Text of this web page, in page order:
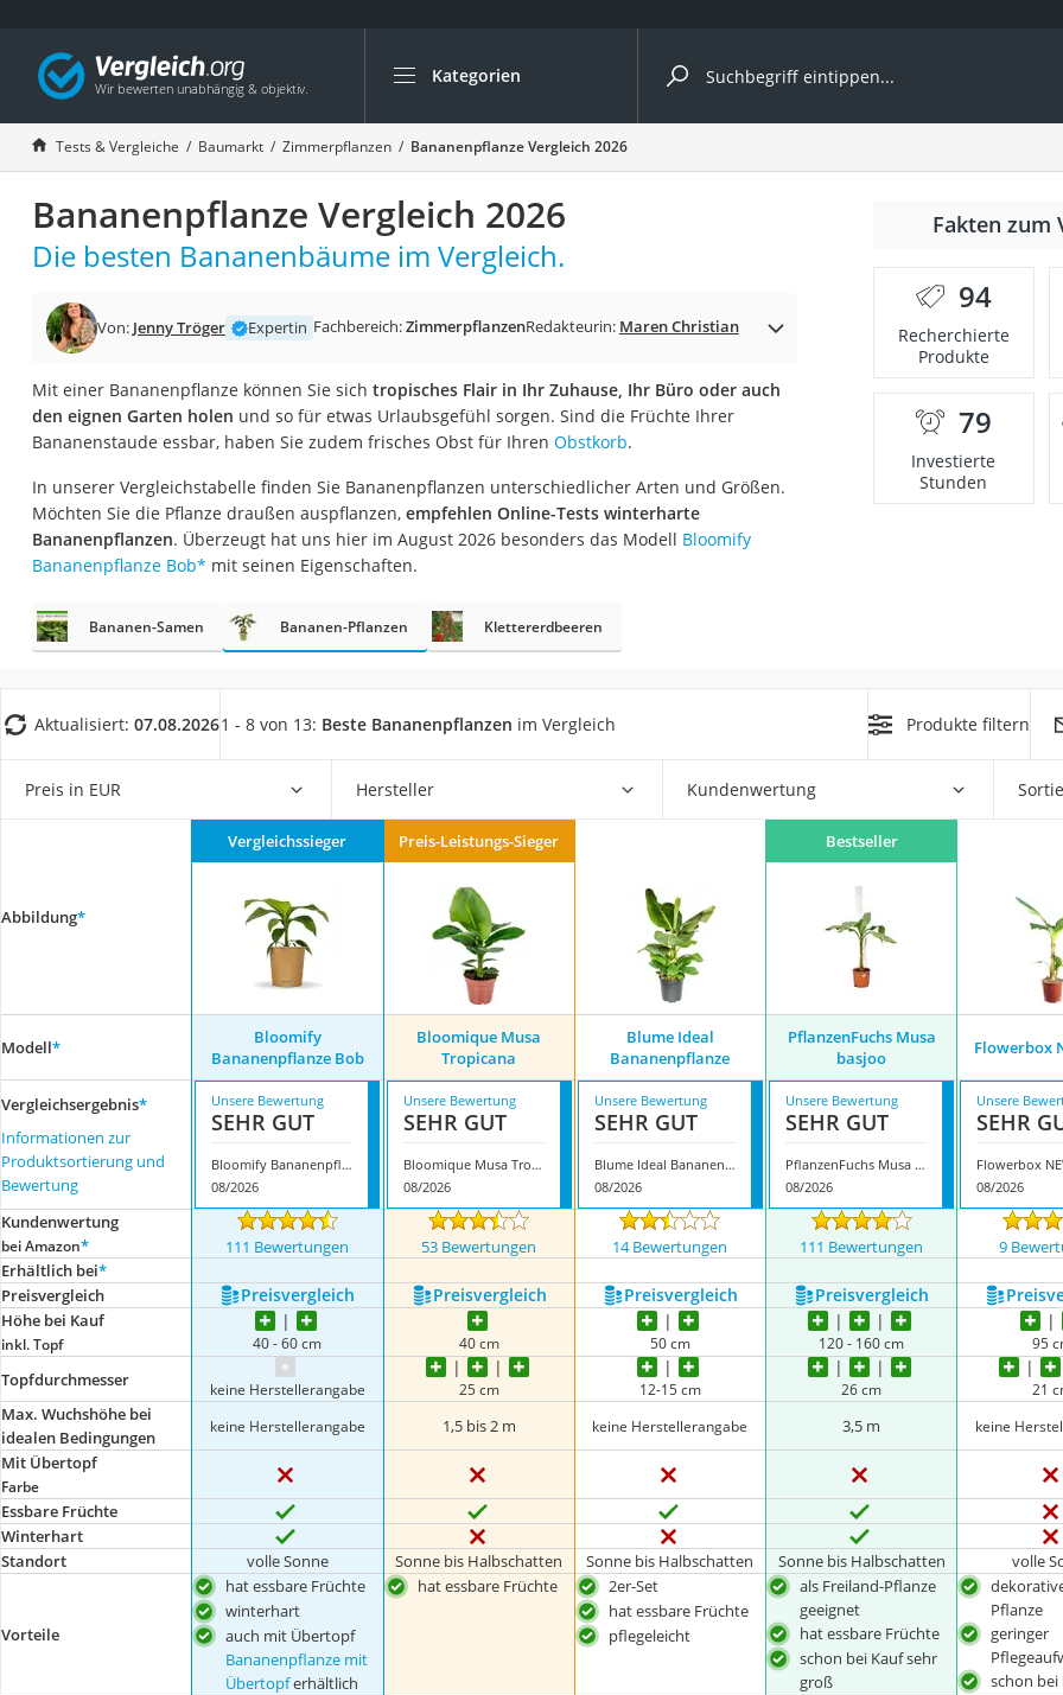
Kategorien
Die beliebtesten Vergleiche nach Kategorie
Baumarkt
Tresor feuerfest
Makita-Akku-Rasenmäher
Kappsäge
Smartes Türschloss
Akku-Rasentrimmer
Split-Klimaanlage 2 Innengeräte
Pelletofen
Tiefbrunnenpumpe
Fliesenschneider
Doppelschleifer
Akku-Laubsauger
Löschdecke
Multimeter
Winterharte Palmen
Gasdurchlauferhitzer
Tests & Vergleiche Baumarkt Zimmerpflanzen Bananenpflanze Vergleich 2026
Bananenpflanze Vergleich 2026
Die besten Bananenbäume im Vergleich.
Von: Jenny Tröger Expertin Fachbereich:ZimmerpflanzenRedakteurin: Maren Christian
Mit einer Bananenpflanze können Sie sich tropisches Flair in Ihr Zuhause, Ihr Büro oder auch
den eignen Garten holen und so für etwas Urlaubsgefühl sorgen. Sind die Früchte Ihrer
Bananenstaude essbar, haben Sie zudem frisches Obst für Ihren Obstkorb.
In unserer Vergleichstabelle finden Sie Bananenpflanzen unterschiedlicher Arten und Größen.
Möchten Sie die Pflanze draußen auspflanzen, empfehlen Online-Tests winterharte
Bananenpflanzen. Überzeugt hat uns hier im August 2026 besonders das Modell Bloomify
Bananenpflanze Bob* mit seinen Eigenschaften.
Fakten zum
94
Recherchierte
Produkte
79
Investierte
Stunden
Bananen-Samen Bananen-Pflanzen Klettererdbeeren
Aktualisiert: 07.08.20261 - 8 von 13: Beste Bananenpflanzen im Vergleich Produkte filtern
Preis in EUR Hersteller Kundenwertung
Abbildung*
Vergleichssieger Preis-Leistungs-Sieger Bestseller
Modell*
Bloomify
Bananenpflanze Bob
Bloomique Musa
Tropicana
Blume Ideal
Bananenpflanze
PflanzenFuchs Musa
basjoo
Flowerbox
Vergleichsergebnis*
Informationen zur
Produktsortierung und
Bewertung
Unsere Bewertung
SEHR GUT
Bloomify Bananenpflanze Bob
08/2026
Unsere Bewertung
SEHR GUT
Bloomique Musa Tropicana
08/2026
Unsere Bewertung
SEHR GUT
Blume Ideal Bananenpflanze
08/2026
Unsere Bewertung
SEHR GUT
PflanzenFuchs Musa basjoo
08/2026
Unsere
SEHR
Flowerbox
08/2026
Kundenwertung
bei Amazon* 111 Bewertungen 53 Bewertungen 14 Bewertungen 111 Bewertungen 9
Erhältlich bei*
Preis­vergleich
Preis­vergleich Preis­vergleich Preis­vergleich Preis­vergleich
Höhe bei Kauf
inkl. Topf 40 - 60 cm 40 cm 50 cm 120 - 160 cm 95
Topfdurchmesser keine Herstellerangabe 25 cm 12-15 cm 26 cm 21
Max. Wuchshöhe bei
idealen Bedingungen
keine Herstellerangabe 1,5 bis 2 m keine Herstellerangabe 3,5 m keine
Mit Übertopf
Farbe
Essbare Früchte
Winterhart
Standort
volle Sonne Sonne bis Halbschatten Sonne bis Halbschatten Sonne bis Halbschatten volle
Vorteile
hat essbare Früchte
winterhart
auch mit Übertopf
Bananenpflanze mit
Übertopferhältlich
hat essbare Früchte
2er-Set
hat essbare Früchte
pflegeleicht
als Freiland-Pflanze
geeignet
hat essbare Früchte
schon bei Kauf sehr
groß
Pflanze
geringer
schon bei